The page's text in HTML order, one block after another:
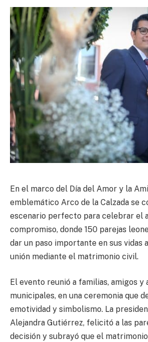
En el marco del Día del Amor y la
emblemático Arco de la Calzada se
escenario perfecto para celebrar el
compromiso, donde 150 parejas
dar un paso importante en sus vidas
unión mediante el matrimonio civil.
El evento reunió a familias, amigos y
municipales, en una ceremonia que
emotividad y simbolismo. La
Alejandra Gutiérrez, felicitó a las
decisión y subrayó que el